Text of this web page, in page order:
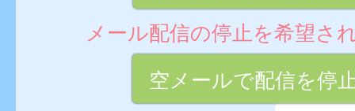
メール配信の停止を希望さ
空メールで配信を停